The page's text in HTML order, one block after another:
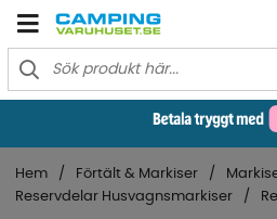
Hem Förtält & Markiser
Reservdelar Husvagnsmarkiser